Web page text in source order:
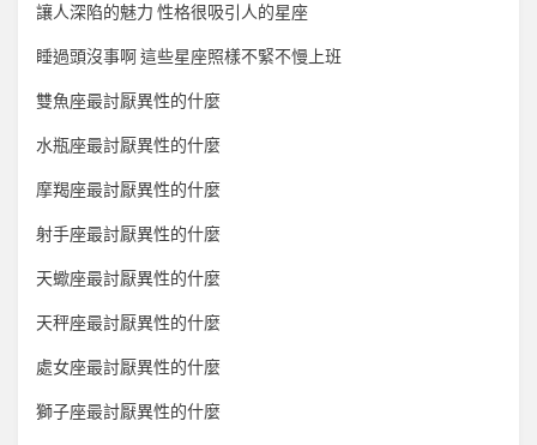
讓人深陷的魅力 性格很吸引人的星座
睡過頭沒事啊 這些星座照樣不緊不慢上班
雙魚座最討厭異性的什麼
水瓶座最討厭異性的什麼
摩羯座最討厭異性的什麼
射手座最討厭異性的什麼
天蠍座最討厭異性的什麼
天秤座最討厭異性的什麼
處女座最討厭異性的什麼
獅子座最討厭異性的什麼